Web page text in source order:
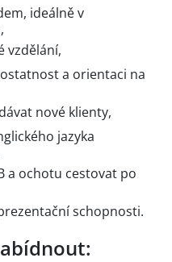
ideálně v
vzdělání,
a orientaci na
nové klienty,
jazyka
a ochotu cestovat po
schopnosti.